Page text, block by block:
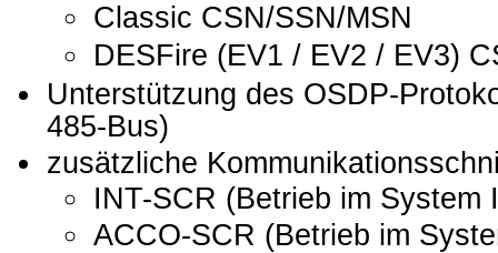
Classic CSN/SSN/MSN
DESFire (EV1 / EV2 / EV3)
Unterstützung des OSDP-
485-Bus)
zusätzliche
INT-SCR (Betrieb im System
ACCO-SCR (Betrieb im